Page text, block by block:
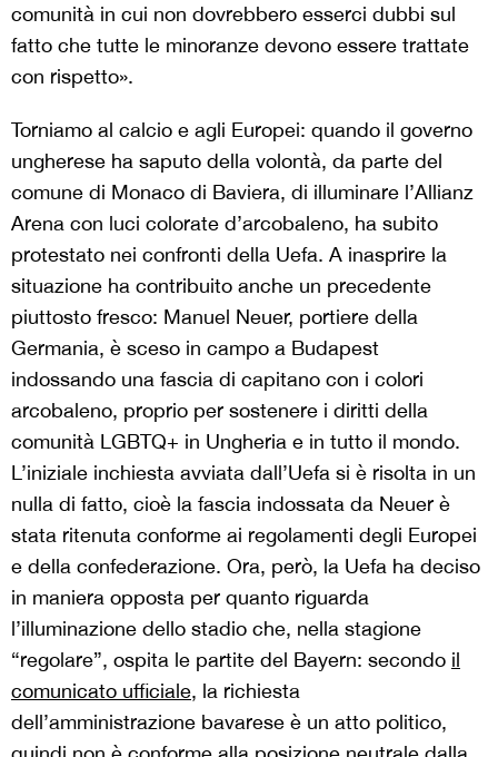
comunità in cui non dovrebbero esserci dubbi sul
fatto che tutte le minoranze devono essere trattate
con rispetto».
Torniamo al calcio e agli Europei: quando il governo
ungherese ha saputo della volontà, da parte del
comune di Monaco di Baviera, di illuminare l’Allianz
Arena con luci colorate d’arcobaleno, ha subito
protestato nei confronti della Uefa. A inasprire la
situazione ha contribuito anche un precedente
piuttosto fresco: Manuel Neuer, portiere della
Germania, è sceso in campo a Budapest
indossando una fascia di capitano con i colori
arcobaleno, proprio per sostenere i diritti della
comunità LGBTQ+ in Ungheria e in tutto il mondo.
L’iniziale inchiesta avviata dall’Uefa si è risolta in un
nulla di fatto, cioè la fascia indossata da Neuer è
stata ritenuta conforme ai regolamenti degli Europei
e della confederazione. Ora, però, la Uefa ha deciso
in maniera opposta per quanto riguarda
l’illuminazione dello stadio che, nella stagione
“regolare”, ospita le partite del Bayern: secondo il
comunicato ufficiale, la richiesta
dell’amministrazione bavarese è un atto politico,